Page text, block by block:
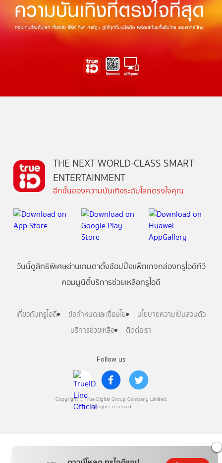
Follow us
Copyright © True Digital Group Company Limited.
All rights reserved
THE NEXT WORLD-CLASS SMART
ENTERTAINMENT
อีกขั้นของความบันเทิงระดับโลกตรงใจคุณ
วันนี้ดูสิทธิพิเศษอ่านเกมตาตั้งช้อปปิ้งแพ็กเกจกล่องทรูไอดีทีวี
คอมมูนิตี้บริการช่วยเหลือทรูไอดี
เกี่ยวกับทรูไอดี ข้อกำหนดและเงื่อนไข
นโยบายความเป็นส่วนตัว
บริการช่วยเหลือ
ติดต่อเรา